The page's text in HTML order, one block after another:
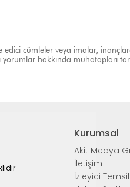
cümleler veya imalar,
hakkında muhatapları
Kurumsal
Akit Medya
İletişim
İzleyici